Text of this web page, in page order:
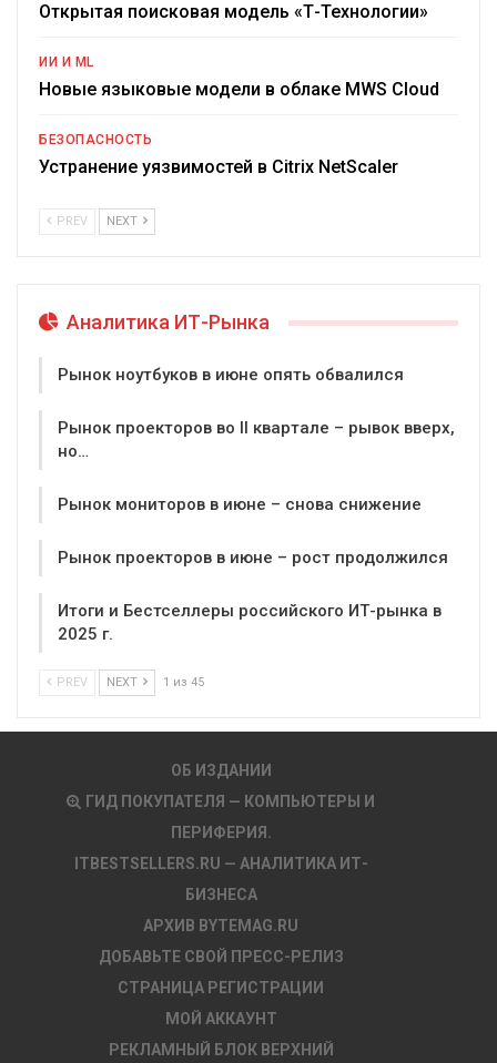
Открытая поисковая модель «Т-Технологии»
ИИ И ML
Новые языковые модели в облаке MWS Cloud
БЕЗОПАСНОСТЬ
Устранение уязвимостей в Citrix NetScaler
PREV NEXT
Аналитика ИТ-Рынка
Рынок ноутбуков в июне опять обвалился
Рынок проекторов во II квартале – рывок вверх,
но…
Рынок мониторов в июне – снова снижение
Рынок проекторов в июне – рост продолжился
Итоги и Бестселлеры российского ИТ-рынка в
2025 г.
PREV NEXT 1 из 45
ОБ ИЗДАНИИ
ГИД ПОКУПАТЕЛЯ — КОМПЬЮТЕРЫ И
ПЕРИФЕРИЯ.
ITBESTSELLERS.RU — АНАЛИТИКА ИТ-
БИЗНЕСА
АРХИВ BYTEMAG.RU
ДОБАВЬТЕ СВОЙ ПРЕСС-РЕЛИЗ
СТРАНИЦА РЕГИСТРАЦИИ
МОЙ АККАУНТ
РЕКЛАМНЫЙ БЛОК ВЕРХНИЙ